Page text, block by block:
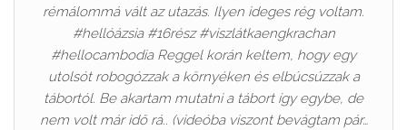
rémálommá vált az utazás. Ilyen ideges rég voltam.
#hellóázsia #16rész #viszlátkaengkrachan
#hellocambodia Reggel korán keltem, hogy egy
utolsót robogózzak a környéken és elbúcsúzzak a
tábortól. Be akartam mutatni a tábort így egybe, de
nem volt már idő rá.. (videóba viszont bevágtam pár…